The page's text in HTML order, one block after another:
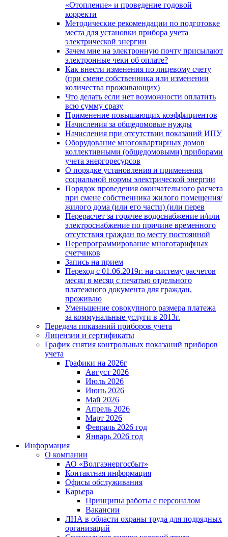
«Отопление» и проведение годовой
корректи
Методические рекомендации по подготовке
места для установки прибора учета
электрической энергии
Зачем мне на электронную почту присылают
электронные чеки об оплате?
Как внести изменения по лицевому счету
(при смене собственника или изменении
количества проживающих)
Что делать если нет возможности оплатить
всю сумму сразу
Применение повышающих коэффициентов
Начисления за общедомовые нужды
Начисления при отсутствии показаний ИПУ
Оборудование многоквартирных домов
коллективными (общедомовыми) приборами
учета энергоресурсов
О порядке установления и применения
социальной нормы электрической энергии
Порядок проведения окончательного расчета
при смене собственника жилого помещения/
жилого дома (или его части) (или перев
Перерасчет за горячее водоснабжение и/или
электроснабжение по причине временного
отсутствия граждан по месту постоянной
Перепрограммирование многотарифных
счетчиков
Запись на прием
Переход с 01.06.2019г. на систему расчетов
месяц в месяц с печатью отдельного
платежного документа для граждан,
проживаю
Уменьшение совокупного размера платежа
за коммунальные услуги в 2013г.
Передача показаний приборов учета
Лицензии и сертификаты
График снятия контрольных показаний приборов
учета
Графики на 2026г
Август 2026
Июль 2026
Июнь 2026
Май 2026
Апрель 2026
Март 2026
Февраль 2026 год
Январь 2026 год
Информация
О компании
АО «Волгаэнергосбыт»
Контактная информация
Офисы обслуживания
Карьера
Принципы работы с персоналом
Вакансии
ЛНА в области охраны труда для подрядных
организаций